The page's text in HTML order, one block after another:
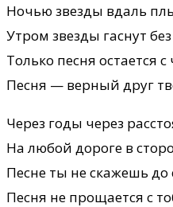
Ночью звезды вдаль
Утром звезды гаснут
Только песня остается
Песня — верный друг
Через годы через
На любой дороге в
Песне ты не скажешь до
Песня не прощается с